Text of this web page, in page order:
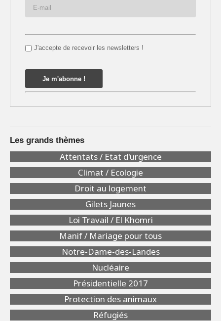
J'accepte de recevoir les newsletters !
Les grands thèmes
Attentats / Etat d'urgence
Climat / Ecologie
Droit au logement
Gilets Jaunes
Loi Travail / El Khomri
Manif / Mariage pour tous
Notre-Dame-des-Landes
Nucléaire
Présidentielle 2017
Protection des animaux
Réfugiés